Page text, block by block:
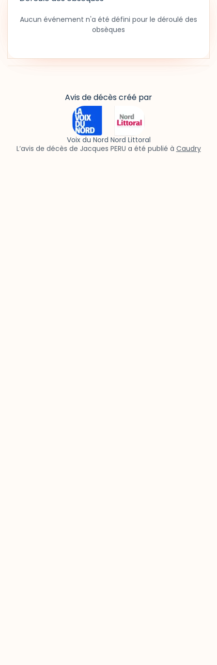
Aucun événement n'a été défini pour le déroulé des
obsèques
Avis de décès créé par
Voix du Nord Nord Littoral
L’avis de décès de Jacques PERU a été publié à Caudry